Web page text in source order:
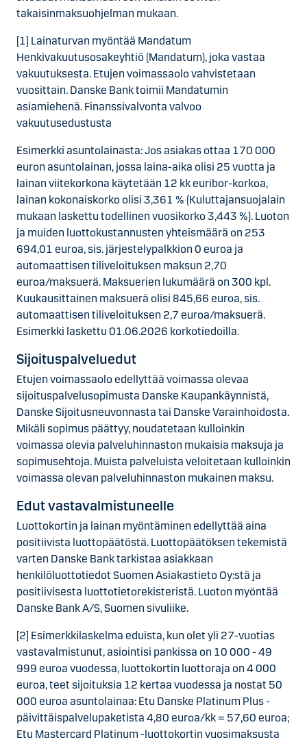
takaisinmaksuohjelman mukaan.
[1] Lainaturvan myöntää Mandatum
Henkivakuutusosakeyhtiö (Mandatum), joka vastaa
vakuutuksesta. Etujen voimassaolo vahvistetaan
vuosittain. Danske Bank toimii Mandatumin
asiamiehenä. Finanssivalvonta valvoo
vakuutusedustusta
Esimerkki asuntolainasta: Jos asiakas ottaa 170 000
euron asuntolainan, jossa laina-aika olisi 25 vuotta ja
lainan viitekorkona käytetään 12 kk euribor-korkoa,
lainan kokonaiskorko olisi 3,361 % (Kuluttajansuojalain
mukaan laskettu todellinen vuosikorko 3,443 %). Luoton
ja muiden luottokustannusten yhteismäärä on 253
694,01 euroa, sis. järjestelypalkkion 0 euroa ja
automaattisen tiliveloituksen maksun 2,70
euroa/maksuerä. Maksuerien lukumäärä on 300 kpl.
Kuukausittainen maksuerä olisi 845,66 euroa, sis.
automaattisen tiliveloituksen 2,7 euroa/maksuerä.
Esimerkki laskettu 01.06.2026 korkotiedoilla.
Sijoituspalveluedut
Etujen voimassaolo edellyttää voimassa olevaa
sijoituspalvelusopimusta Danske Kaupankäynnistä,
Danske Sijoitusneuvonnasta tai Danske Varainhoidosta.
Mikäli sopimus päättyy, noudatetaan kulloinkin
voimassa olevia palveluhinnaston mukaisia maksuja ja
sopimusehtoja. Muista palveluista veloitetaan kulloinkin
voimassa olevan palveluhinnaston mukainen maksu.
Edut vastavalmistuneelle
Luottokortin ja lainan myöntäminen edellyttää aina
positiivista luottopäätöstä. Luottopäätöksen tekemistä
varten Danske Bank tarkistaa asiakkaan
henkilöluottotiedot Suomen Asiakastieto Oy:stä ja
positiivisesta luottotietorekisteristä. Luoton myöntää
Danske Bank A/S, Suomen sivuliike.
[2] Esimerkkilaskelma eduista, kun olet yli 27-vuotias
vastavalmistunut, asiointisi pankissa on 10 000 - 49
999 euroa vuodessa, luottokortin luottoraja on 4 000
euroa, teet sijoituksia 12 kertaa vuodessa ja nostat 50
000 euroa asuntolainaa: Etu Danske Platinum Plus -
päivittäispalvelupaketista 4,80 euroa/kk = 57,60 euroa;
Etu Mastercard Platinum -luottokortin vuosimaksusta